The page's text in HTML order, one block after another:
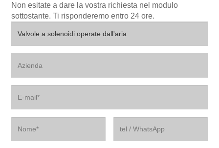
Non esitate a dare la vostra richiesta nel modulo
sottostante. Ti risponderemo entro 24 ore.